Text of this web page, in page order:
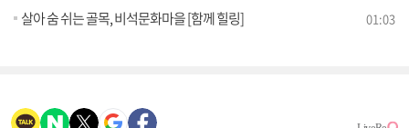
살아 숨 쉬는 골목, 비석문화마을 [함께 힐링] 01:03